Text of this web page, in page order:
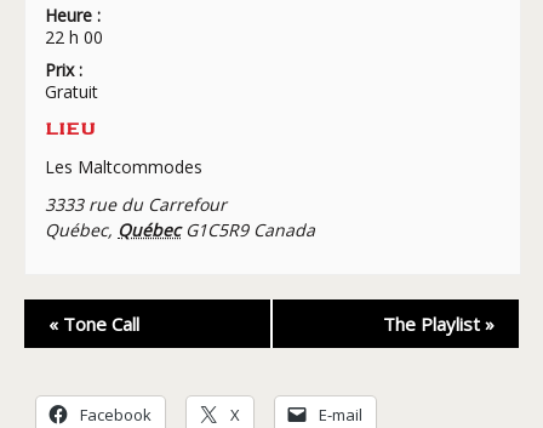
Heure :
22 h 00
Prix :
Gratuit
LIEU
Les Maltcommodes
3333 rue du Carrefour
Québec, Québec G1C5R9 Canada
Navigation
Évènement
« Tone Call The Playlist »
Facebook X E-mail